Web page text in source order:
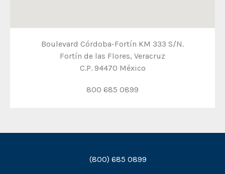
Boulevard Córdoba-Fortín KM 333 S/N.
Fortín de las Flores, Veracruz
C.P. 94470 México
800 685 0899
(800) 685 0899